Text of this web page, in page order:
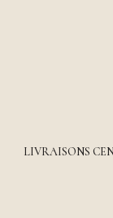
LIVRAISONS